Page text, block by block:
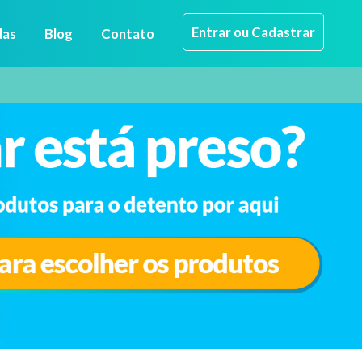
Blog Contato Entrar ou Cadastrar